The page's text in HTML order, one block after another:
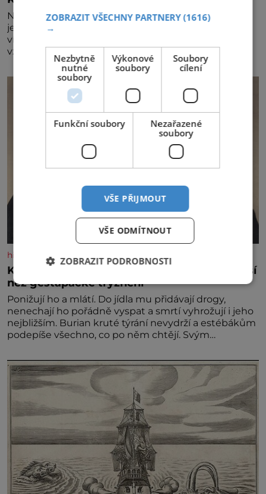
Největší český vinařský projekt Král vín ve svém již
jednadvacátém ročníku představil nejlepší domácí
vína. Ta vybírala odborná porota z celkem 1260
vzorků od 157 vinařů. Král vín, který se – i pře
historyplus.cz
Kněz Bohuslav Burian: Metody StB byly horší
než gestapácké trýznění
Ponižují ho a mlátí. Do jídla mu přidávají drogy,
nenechají ho pořádně vyspat a smrtí vyhrožují i jeho
nejbližším. Burian kruté týrání nevydrží a estébákům
podepíše všechno, co po něm chtějí. Svým
výslechů nikdo nevyvíjel fyzický ani psychický nátlak.
Syn brněnského řezníka chce být knězem a
ZOBRAZIT VŠECHNY PARTNERY(1616)
→
Nezbytně
nutné
soubory
Výkonové
soubory
Soubory
cílení
Funkční soubory
Nezařazené
soubory
VŠE PŘIJMOUT
VŠE ODMÍTNOUT
ZOBRAZIT PODROBNOSTI